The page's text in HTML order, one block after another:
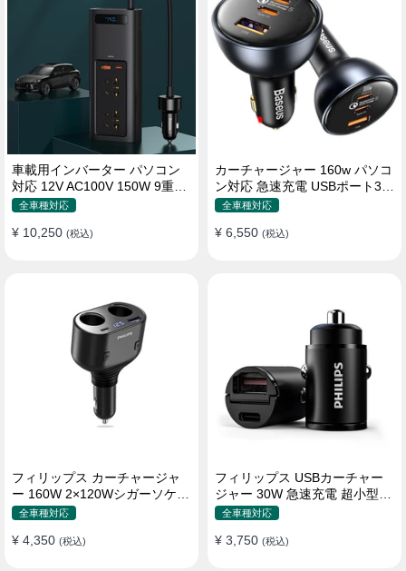
車載用インバーター パソコン
対応 12V AC100V 150W 9重保
護 ディスプレイ付き 静音タイ
全車種対応
¥ 10,250 (税込)
カーチャージャー 160w パソコ
ン対応 急速充電 USBポート3つ
Type-C シガーソケット
全車種対応
¥ 6,550 (税込)
フィリップス カーチャージャ
ー 160W 2×120Wシガーソケッ
ト おしゃれ
全車種対応
¥ 4,350 (税込)
フィリップス USBカーチャー
ジャー 30W 急速充電 超小型設
計 おしゃれ シガーソケット
全車種対応
¥ 3,750 (税込)